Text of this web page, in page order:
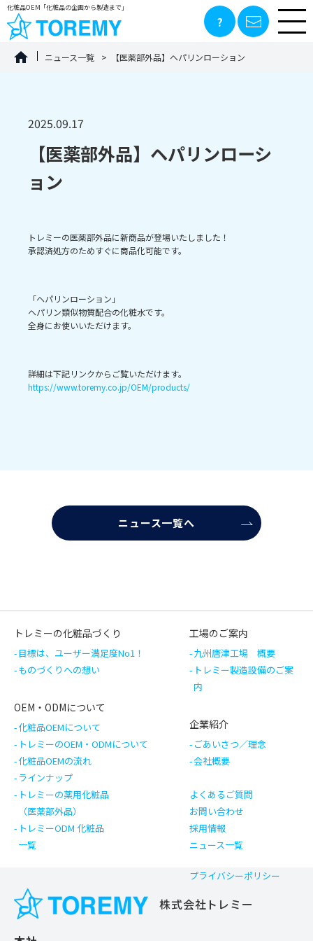
化粧品OEM「化粧品の企画から製造まで」
ニュース一覧 【医薬部外品】ヘパリンローション
2025.09.17
【医薬部外品】ヘパリンローシ
ョン
トレミーの医薬部外品に新商品が登場いたしました！
承認済処方のためすぐに商品化可能です。
「ヘパリンローション」
ヘパリン類似物質配合の化粧水です。
全身にお使いいただけます。
詳細は下記リンクからご覧いただけます。
https://www.toremy.co.jp/OEM/products/
ニュース一覧へ
トレミーの化粧品づくり
目標は、ユーザー満足度No1！
ものづくりへの想い
OEM・ODMについて
化粧品OEMについて
トレミーのOEM・ODMについて
化粧品OEMの流れ
ラインナップ
トレミーの薬用化粧品
（医薬部外品）
トレミーODM 化粧品
一覧
工場のご案内
九州唐津工場 概要
トレミー製造設備のご案
内
企業紹介
ごあいさつ／理念
会社概要
よくあるご質問
お問い合わせ
採用情報
ニュース一覧
プライバシーポリシー
株式会社トレミー